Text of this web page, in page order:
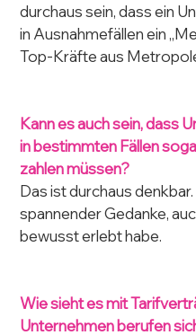
durchaus sein, dass ein
in Ausnahmefällen ein
Top-Kräfte aus
Kann es auch sein, dass
in bestimmten Fällen
zahlen müssen?
Das ist durchaus denkbar.
spannender Gedanke,
bewusst erlebt habe.
Wie sieht es mit
Unternehmen berufen